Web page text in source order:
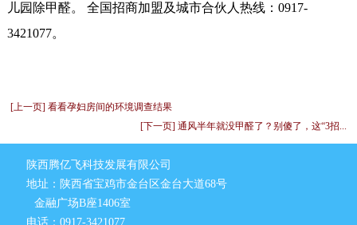
儿园除甲醛。 全国招商加盟及城市合伙人热线：0917-
3421077。
[上一页] 看看孕妇房间的环境调查结果
[下一页] 通风半年就没甲醛了？别傻了，这“3招...
陕西腾亿飞科技发展有限公司
地址：陕西省宝鸡市金台区金台大道68号
金融广场B座1406室
电话：0917-3421077